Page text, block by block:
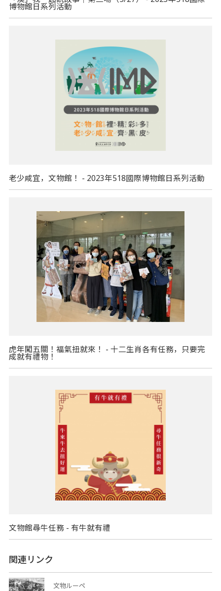
博物館日系列活動
老少咸宜，文物館！ - 2023年518國際博物館日系列活動
虎年闖五關！福氣扭就來！ - 十二生肖各有任務，只要完
成就有禮物！
文物館尋牛任務 - 有牛就有禮
関連リンク
文物ルーペ